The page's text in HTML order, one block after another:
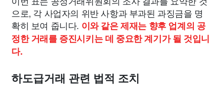
으로, 각 사업자의 위반 사항과 부과된 과징금을 명
확히 보여 줍니다. 이와 같은 제재는 향후 업계의 공
정한 거래를 증진시키는 데 중요한 계기가 될 것입니
다.
하도급거래 관련 법적 조치